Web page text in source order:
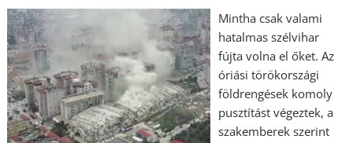
Mintha csak valami
hatalmas szélvihar
fújta volna el őket. Az
óriási törökországi
földrengések komoly
pusztítást végeztek, a
szakemberek szerint